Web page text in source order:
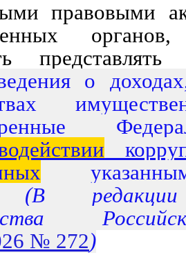
правовыми
органов,
о
редакции
№ 272)